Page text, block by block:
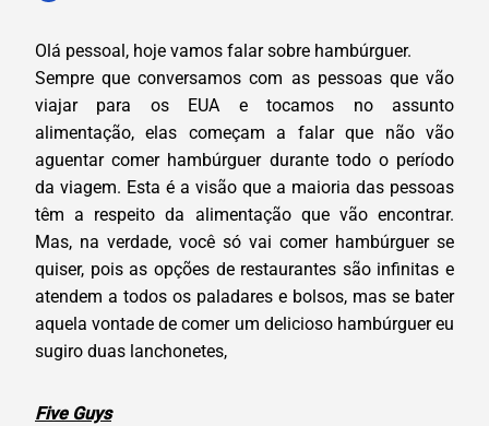
Olá pessoal, hoje vamos falar sobre hambúrguer.
Sempre que conversamos com as pessoas que vão
viajar para os EUA e tocamos no assunto
alimentação, elas começam a falar que não vão
aguentar comer hambúrguer durante todo o período
da viagem. Esta é a visão que a maioria das pessoas
têm a respeito da alimentação que vão encontrar.
Mas, na verdade, você só vai comer hambúrguer se
quiser, pois as opções de restaurantes são infinitas e
atendem a todos os paladares e bolsos, mas se bater
aquela vontade de comer um delicioso hambúrguer eu
sugiro duas lanchonetes,
Five Guys